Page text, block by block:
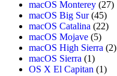
macOS Monterey (27)
macOS Big Sur(45)
macOS Catalina (22)
macOS Mojave (5)
macOS High Sierra (2)
macOS Sierra (1)
OS X El Capitan (1)